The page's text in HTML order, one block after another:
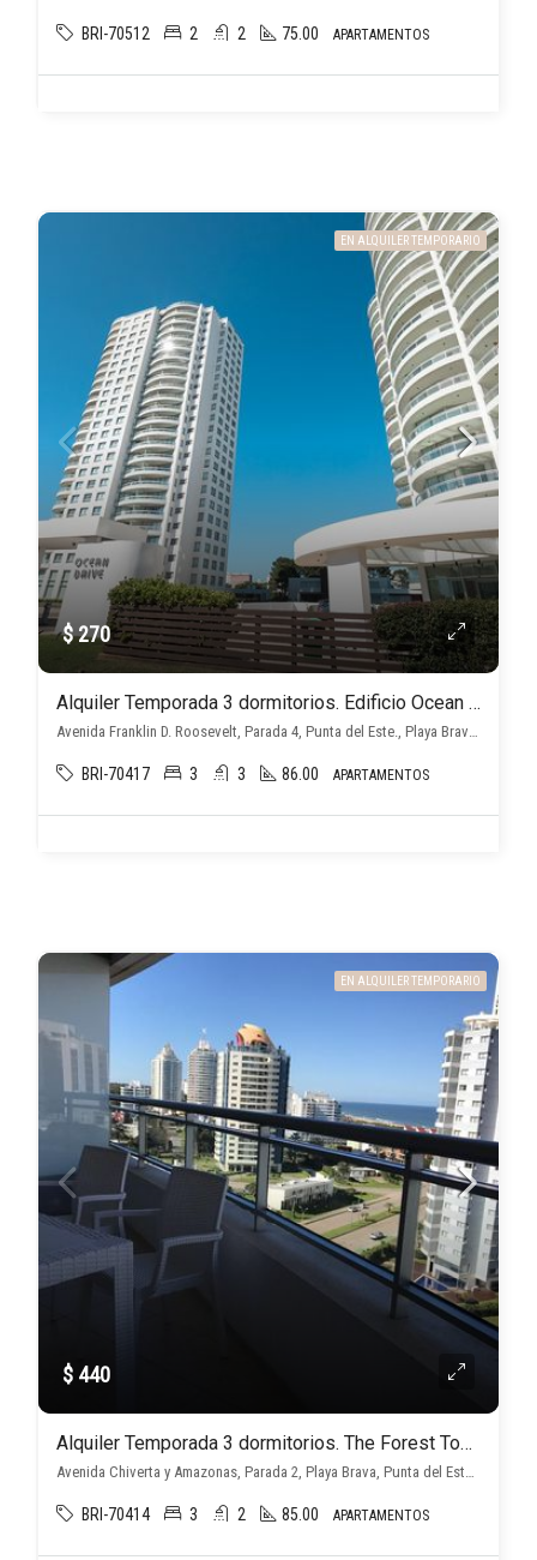
BRI-70512 2 2 75.00 APARTAMENTOS
EN ALQUILER TEMPORARIO
$ 270
Alquiler Temporada 3 dormitorios. Edificio Ocean Drive I
Avenida Franklin D. Roosevelt, Parada 4, Punta del Este., Playa Brava, Punta del Este
BRI-70417 3 3 86.00 APARTAMENTOS
EN ALQUILER TEMPORARIO
$ 440
Alquiler Temporada 3 dormitorios. The Forest Tower II
Avenida Chiverta y Amazonas, Parada 2, Playa Brava, Punta del Este, Maldonado, Uruguay, Playa Brava, Punta del Este
BRI-70414 3 2 85.00 APARTAMENTOS